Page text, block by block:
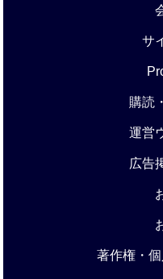
サ
購読
運営
広告
著作権・